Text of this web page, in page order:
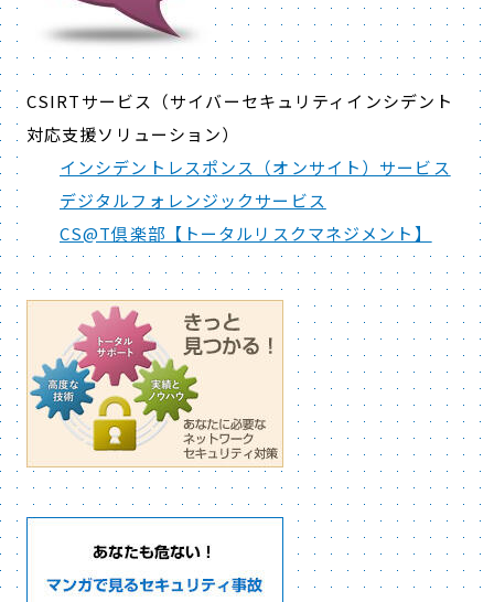
CSIRTサービス（サイバーセキュリティインシデント
対応支援ソリューション）
インシデントレスポンス（オンサイト）サービス
デジタルフォレンジックサービス
CS@T倶楽部【トータルリスクマネジメント】